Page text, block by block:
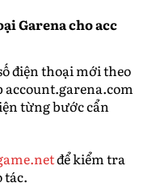
Garena cho acc
điện thoại mới theo
từng bước cẩn
để kiểm tra
tác.